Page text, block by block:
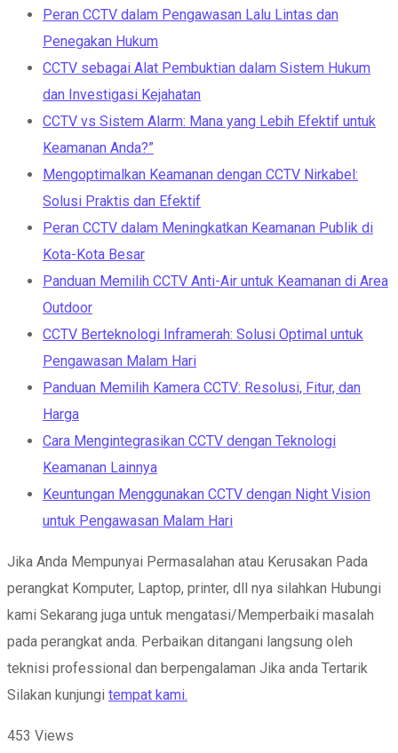
Peran CCTV dalam Pengawasan Lalu Lintas dan
Penegakan Hukum
CCTV sebagai Alat Pembuktian dalam Sistem Hukum
dan Investigasi Kejahatan
CCTV vs Sistem Alarm: Mana yang Lebih Efektif untuk
Keamanan Anda?”
Mengoptimalkan Keamanan dengan CCTV Nirkabel:
Solusi Praktis dan Efektif
Peran CCTV dalam Meningkatkan Keamanan Publik di
Kota-Kota Besar
Panduan Memilih CCTV Anti-Air untuk Keamanan di Area
Outdoor
CCTV Berteknologi Inframerah: Solusi Optimal untuk
Pengawasan Malam Hari
Panduan Memilih Kamera CCTV: Resolusi, Fitur, dan
Harga
Cara Mengintegrasikan CCTV dengan Teknologi
Keamanan Lainnya
Keuntungan Menggunakan CCTV dengan Night Vision
untuk Pengawasan Malam Hari
Jika Anda Mempunyai Permasalahan atau Kerusakan Pada
perangkat Komputer, Laptop, printer, dll nya silahkan Hubungi
kami Sekarang juga untuk mengatasi/Memperbaiki masalah
pada perangkat anda. Perbaikan ditangani langsung oleh
teknisi professional dan berpengalaman Jika anda Tertarik
Silakan kunjungi tempat kami.
453 Views